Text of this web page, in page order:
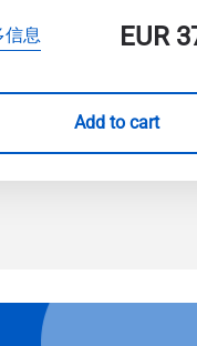
信息 EUR
Add to cart